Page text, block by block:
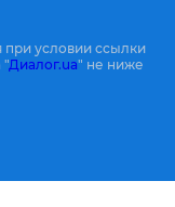
при условии ссылки
"Диалог.ua" не ниже